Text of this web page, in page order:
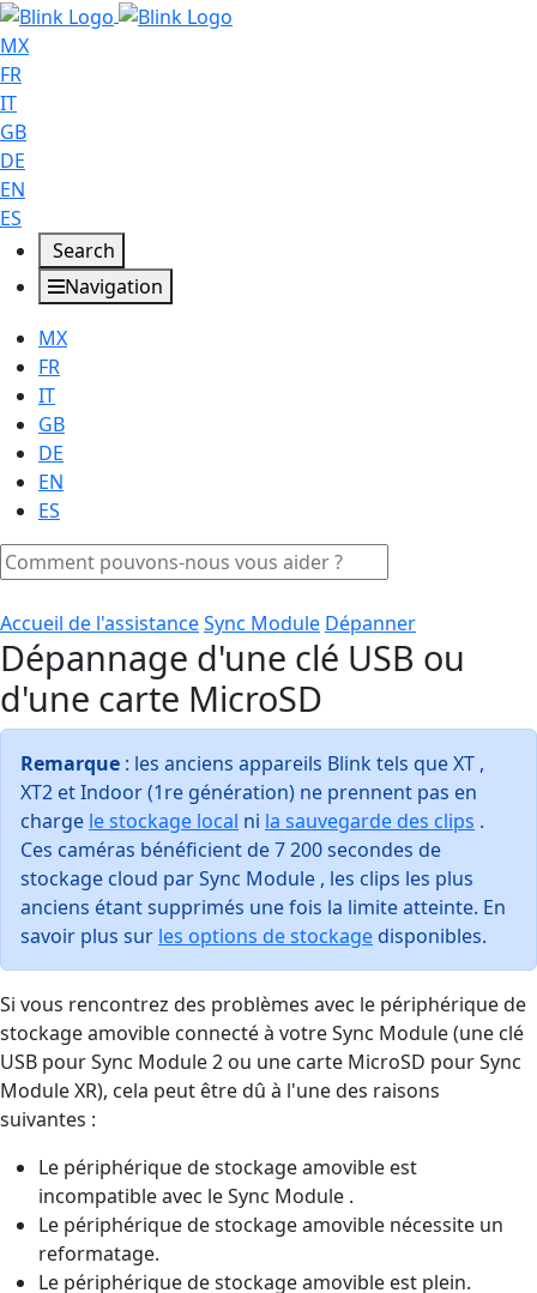
MX
FR
IT
GB
DE
EN
ES
Search
Navigation
MX
FR
IT
GB
DE
EN
ES
Accueil de l'assistanceSync Module Dépanner
Dépannage d'une clé USB ou
d'une carte MicroSD
Remarque : les anciens appareils Blink tels que XT ,
XT2 et Indoor (1re génération) ne prennent pas en
charge le stockage local ni la sauvegarde des clips .
Ces caméras bénéficient de 7 200 secondes de
stockage cloud par Sync Module , les clips les plus
anciens étant supprimés une fois la limite atteinte. En
savoir plus sur les options de stockage disponibles.
Si vous rencontrez des problèmes avec le périphérique de
stockage amovible connecté à votre Sync Module (une clé
USB pour Sync Module 2 ou une carte MicroSD pour Sync
Module XR), cela peut être dû à l'une des raisons
suivantes :
Le périphérique de stockage amovible est
incompatible avec le Sync Module .
Le périphérique de stockage amovible nécessite un
reformatage.
Le périphérique de stockage amovible est plein.